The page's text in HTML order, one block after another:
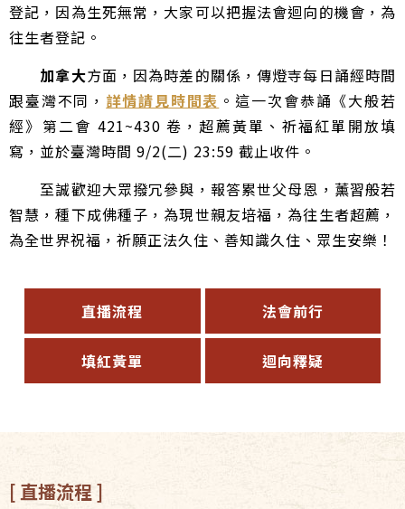
登記，因為生死無常，大家可以把握法會迴向的機會，為
往生者登記。
加拿大方面，因為時差的關係，傳燈寺每日誦經時間
跟臺灣不同， 詳情請見時間表 。這一次會恭誦《大般若
經》第二會 421~430 卷，超薦黃單、祈福紅單開放填
寫，並於臺灣時間 9/2(二) 23:59 截止收件。
至誠歡迎大眾撥冗參與，報答累世父母恩，薰習般若
智慧，種下成佛種子，為現世親友培福，為往生者超薦，
為全世界祝福，祈願正法久住、善知識久住、眾生安樂！
直播流程 法會前行
填紅黃單 迴向釋疑
[ 直播流程 ]